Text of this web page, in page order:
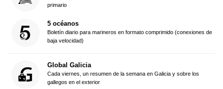
primario
5 océanos
Boletín diario para marineros en formato comprimido (conexiones de
baja velocidad)
Global Galicia
Cada viernes, un resumen de la semana en Galicia y sobre los
gallegos en el exterior